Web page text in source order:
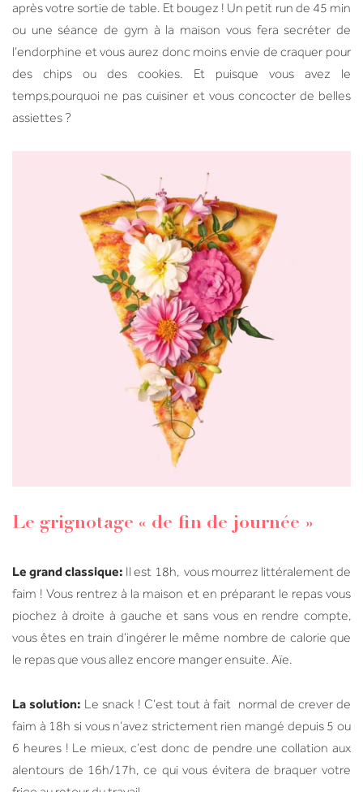
après votre sortie de table. Et bougez ! Un petit run de 45 min
ou une séance de gym à la maison vous fera secréter de
l’endorphine et vous aurez donc moins envie de craquer pour
des chips ou des cookies. Et puisque vous avez le
temps,pourquoi ne pas cuisiner et vous concocter de belles
assiettes ?
Le grignotage « de fin de journée »
Le grand classique: Il est 18h, vous mourrez littéralement de
faim ! Vous rentrez à la maison et en préparant le repas vous
piochez à droite à gauche et sans vous en rendre compte,
vous êtes en train d’ingérer le même nombre de calorie que
le repas que vous allez encore manger ensuite. Aïe.
La solution: Le snack ! C’est tout à fait normal de crever de
faim à 18h si vous n’avez strictement rien mangé depuis 5 ou
6 heures ! Le mieux, c’est donc de pendre une collation aux
alentours de 16h/17h, ce qui vous évitera de braquer votre